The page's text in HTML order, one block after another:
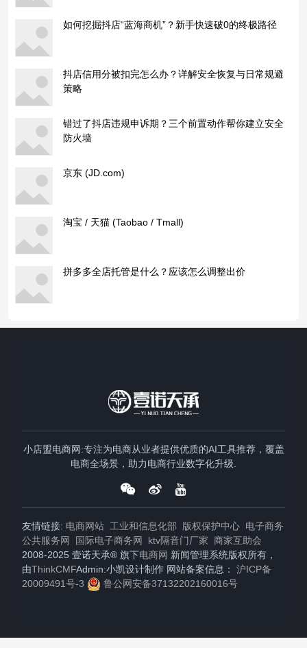
如何挖掘抖店“蓝海商机”？新手快速破0的终极路径
抖店信用分被扣完怎么办？详解安全恢复与日常规避
策略
错过了抖店违规申诉期？三个前置动作帮你建立安全
防火墙
京东 (JD.com)
淘宝 / 天猫 (Taobao / Tmall)
拼多多全店托管是什么？应该怎么调整出价
小店盟电商网:专注为电商从业者提供优质的AI工具推荐，覆盖
电商全场景，助力电商行业数字化升级.
友情链接: 电商网站 工业和信息化部 版权保护中心 电子商务
公共服务网
国际电子商务网 ktv隔音门厂家 商家互助会
2008-2025 壹诺天承® 旗下电商网 新闻管理系统版权所有，
由ThinkCMFAdmin:小凯设计制作 网站备案信息： 沪ICP备
20009491号-3
鲁公网安备37132202160016号